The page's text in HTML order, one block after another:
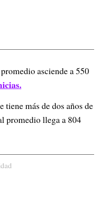
asciende a 550
tiene más de dos años de
promedio llega a 804